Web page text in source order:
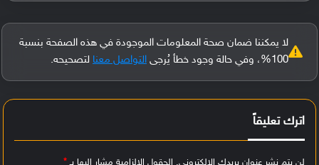
لا يمكننا ضمان صحة المعلومات الموجودة في هذه الصفحة بنسبة
100%، وفي حالة وجود خطأ يُرجى
التواصل معنا لتصحيحه.
اترك تعليقاً